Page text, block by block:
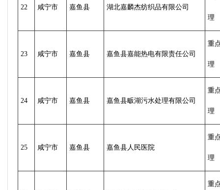
22 咸宁市 嘉鱼县 湖北嘉麟杰纺织品有限公司
理
23 咸宁市 嘉鱼县 嘉鱼县嘉能热电有限责任公司
重
理
24 咸宁市 嘉鱼县 嘉鱼县畈湖污水处理有限公司
重
理
25 咸宁市 嘉鱼县 嘉鱼县人民医院
重
理
重